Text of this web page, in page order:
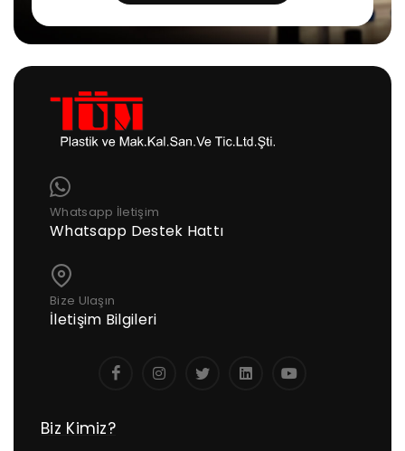
Whatsapp İletişim
Whatsapp Destek Hattı
Bize Ulaşın
İletişim Bilgileri
Biz Kimiz?